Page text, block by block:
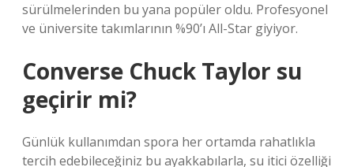
sürülmelerinden bu yana popüler oldu. Profesyonel
ve üniversite takımlarının %90’ı All-Star giyiyor.
Converse Chuck Taylor su
geçirir mi?
Günlük kullanımdan spora her ortamda rahatlıkla
tercih edebileceğiniz bu ayakkabılarla, su itici özelliği